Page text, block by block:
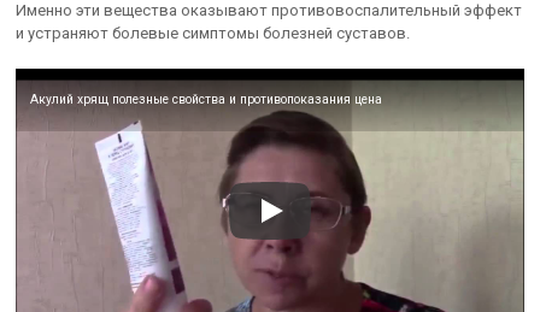
Именно эти вещества оказывают противовоспалительный эффект
и устраняют болевые симптомы болезней суставов.
Акулий хрящ полезные свойства и противопоказания цена